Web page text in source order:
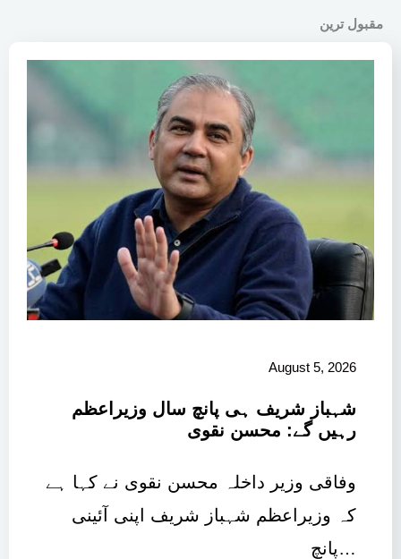
مقبول ترین
August 5, 2026
شہباز شریف ہی پانچ سال وزیراعظم
رہیں گے: محسن نقوی
وفاقی وزیر داخلہ محسن نقوی نے کہا ہے
کہ وزیراعظم شہباز شریف اپنی آئینی
پانچ…